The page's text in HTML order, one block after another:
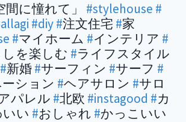
間に憧れて」 #stylehouse #
#diy#注文住宅 #家
#マイホーム #インテリア #
を楽しむ #ライフスタイル
#新婚#サーフィン #サーフ #
ション #ヘアサロン #サロ
パレル #北欧 #instagood #カ
い #おしゃれ #かっこいい